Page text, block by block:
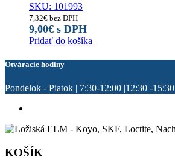
SKU: 101993
7,32€ bez DPH
9,00€ s DPH
Pridať do košíka
Otváracie hodiny
Pondelok - Piatok | 7:30-12:00 |12:30 -15:30
KOŠÍK